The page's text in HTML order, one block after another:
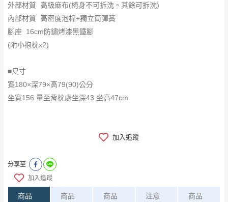
外部材質 高級麻布(椅身不可拆洗。其餘可拆洗)
內部材質 高密度泡棉+獨立筒彈簧
腳座 16cm防鏽烤漆黑鐵腳
(附小抱枕x2)
■尺寸
寬180×深79×高79(90)公分
坐寬156 量至背枕處坐深43 坐高47cm
加入追蹤
分享至
加入追蹤
商品
商品
商品
注意
商品